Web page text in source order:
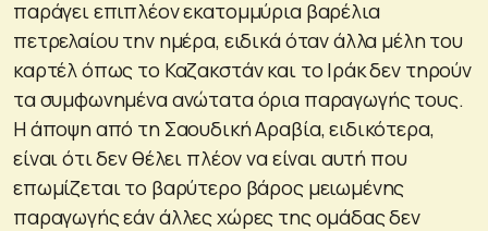
παράγει επιπλέον εκατομμύρια βαρέλια
πετρελαίου την ημέρα, ειδικά όταν άλλα μέλη του
καρτέλ όπως το Καζακστάν και το Ιράκ δεν τηρούν
τα συμφωνημένα ανώτατα όρια παραγωγής τους.
Η άποψη από τη Σαουδική Αραβία, ειδικότερα,
είναι ότι δεν θέλει πλέον να είναι αυτή που
επωμίζεται το βαρύτερο βάρος μειωμένης
παραγωγής εάν άλλες χώρες της ομάδας δεν